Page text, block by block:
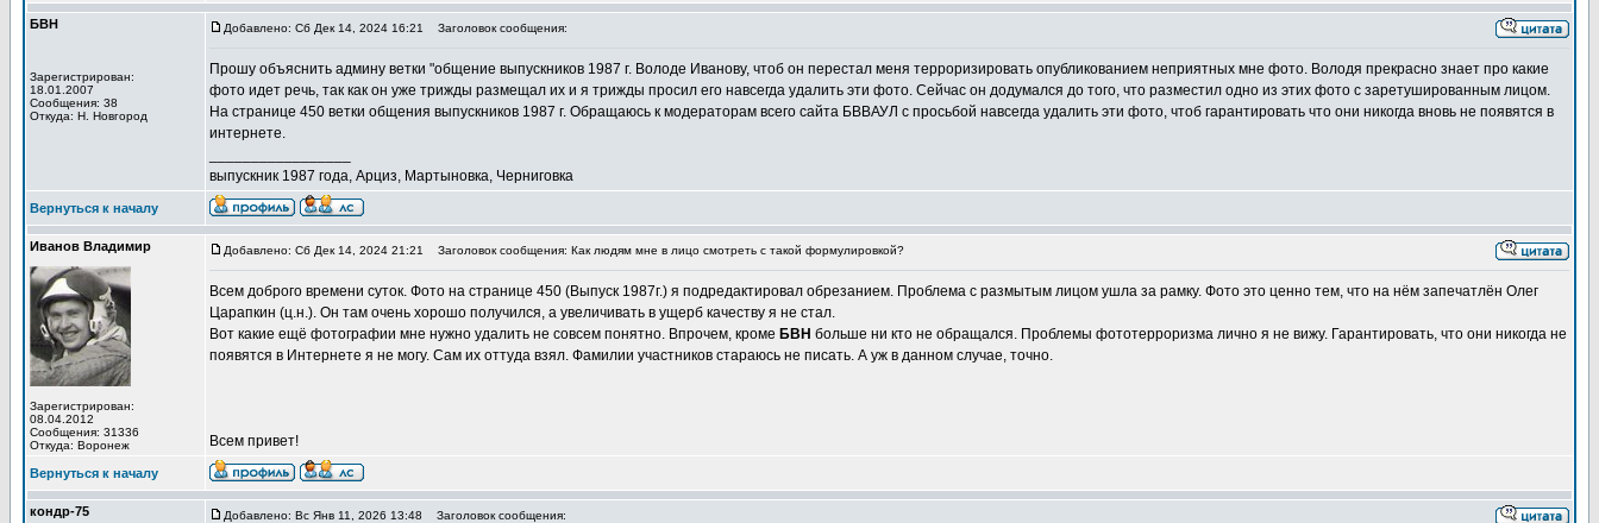
БВН
Зарегистрирован:
18.01.2007
Сообщения: 38
Откуда: Н. Новгород
Добавлено: Сб Дек 14, 2024 16:21 Заголовок сообщения:
Прошу объяснить админу ветки "общение выпускников 1987 г. Володе Иванову, чтоб он перестал меня терроризировать опубликованием неприятных мне фото. Володя прекрасно знает про какие
фото идет речь, так как он уже трижды размещал их и я трижды просил его навсегда удалить эти фото. Сейчас он додумался до того, что разместил одно из этих фото с заретушированным лицом.
На странице 450 ветки общения выпускников 1987 г. Обращаюсь к модераторам всего сайта БВВАУЛ с просьбой навсегда удалить эти фото, чтоб гарантировать что они никогда вновь не появятся в
интернете.
выпускник 1987 года, Арциз, Мартыновка, Черниговка
Вернуться к началу
Иванов Владимир
Зарегистрирован:
08.04.2012
Сообщения: 31336
Откуда: Воронеж
Добавлено: Сб Дек 14, 2024 21:21 Заголовок сообщения: Как людям мне в лицо смотреть с такой формулировкой?
Всем доброго времени суток. Фото на странице 450 (Выпуск 1987г.) я подредактировал обрезанием. Проблема с размытым лицом ушла за рамку. Фото это ценно тем, что на нём запечатлён Олег
Царапкин (ц.н.). Он там очень хорошо получился, а увеличивать в ущерб качеству я не стал.
Вот какие ещё фотографии мне нужно удалить не совсем понятно. Впрочем, кроме БВН больше ни кто не обращался. Проблемы фототерроризма лично я не вижу. Гарантировать, что они никогда не
появятся в Интернете я не могу. Сам их оттуда взял. Фамилии участников стараюсь не писать. А уж в данном случае, точно.
Всем привет!
Вернуться к началу
кондр-75 Добавлено: Вс Янв 11, 2026 13:48 Заголовок сообщения: